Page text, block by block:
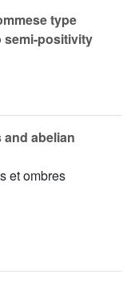
type
semi-positivity
abelian
et ombres